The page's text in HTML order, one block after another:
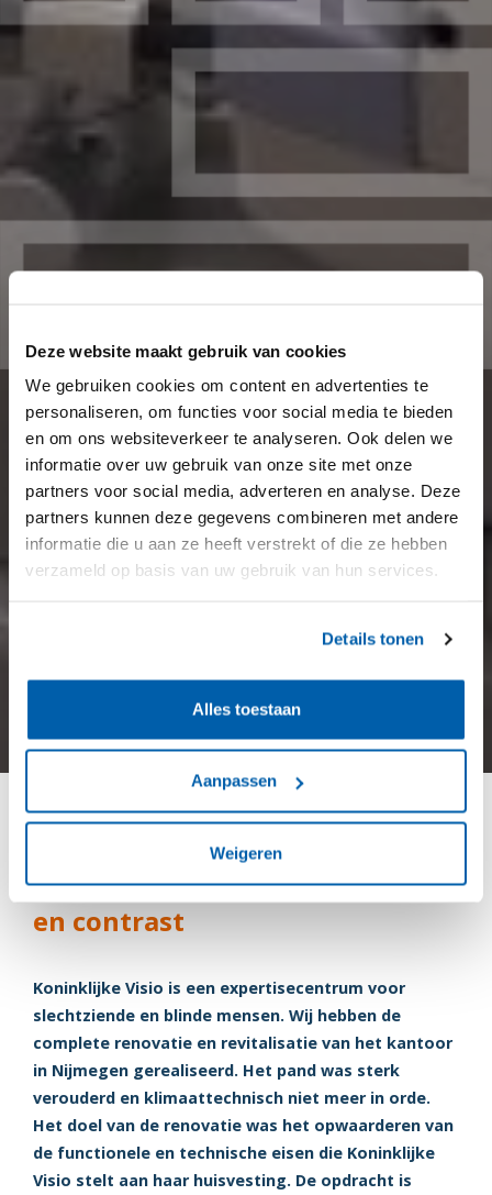
Deze website maakt gebruik van cookies
We gebruiken cookies om content en advertenties te
personaliseren, om functies voor social media te bieden
en om ons websiteverkeer te analyseren. Ook delen we
informatie over uw gebruik van onze site met onze
partners voor social media, adverteren en analyse. Deze
partners kunnen deze gegevens combineren met andere
informatie die u aan ze heeft verstrekt of die ze hebben
verzameld op basis van uw gebruik van hun services.
Details tonen
Alles toestaan
Aanpassen
Weigeren
Eigentijdse uitstraling met
extra aandacht voor verlichting
en contrast
Koninklijke Visio is een expertisecentrum voor
slechtziende en blinde mensen. Wij hebben de
complete renovatie en revitalisatie van het kantoor
in Nijmegen gerealiseerd. Het pand was sterk
verouderd en klimaattechnisch niet meer in orde.
Het doel van de renovatie was het opwaarderen van
de functionele en technische eisen die Koninklijke
Visio stelt aan haar huisvesting. De opdracht is